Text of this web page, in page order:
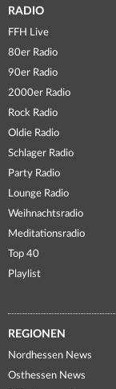
RADIO
FFH Live
80er Radio
90er Radio
2000er Radio
Rock Radio
Oldie Radio
Schlager Radio
Party Radio
Lounge Radio
Weihnachtsradio
Meditationsradio
Top 40
Playlist
REGIONEN
Nordhessen News
Osthessen News